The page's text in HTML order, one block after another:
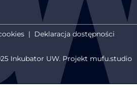
| Deklaracja dostępności
Inkubator UW. Projekt mufu.studio